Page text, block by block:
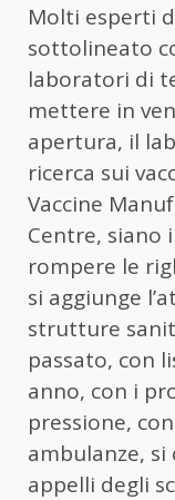
Molti esperti
sottolineato
laboratori di
mettere in
apertura, il
ricerca sui
Vaccine
Centre, siano
rompere le
si aggiunge
strutture
passato, con
anno, con i
pressione,
ambulanze,
appelli degli